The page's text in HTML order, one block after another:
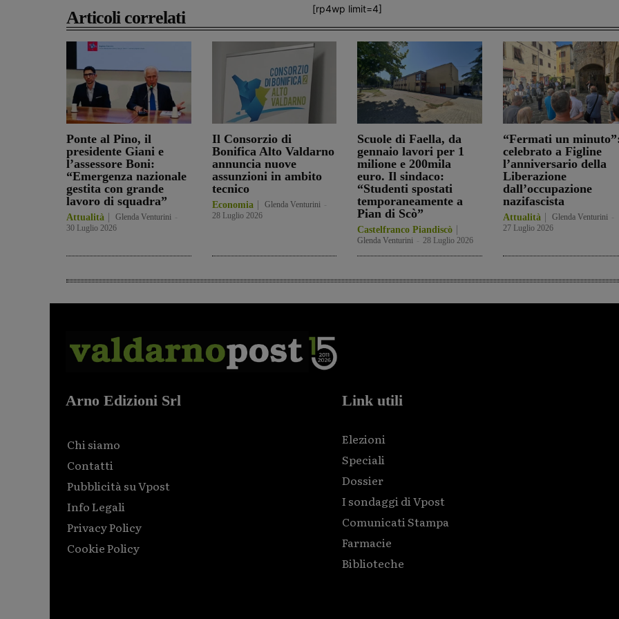
[rp4wp limit=4]
Articoli correlati
Ponte al Pino, il
presidente Giani e
l’assessore Boni:
“Emergenza nazionale
gestita con grande
lavoro di squadra”
Attualità Glenda Venturini
30 Luglio 2026
Il Consorzio di
Bonifica Alto Valdarno
annuncia nuove
assunzioni in ambito
tecnico
Economia Glenda Venturini
28 Luglio 2026
Scuole di Faella, da
gennaio lavori per 1
milione e 200mila
euro. Il sindaco:
“Studenti spostati
temporaneamente a
Pian di Scò”
Castelfranco Piandiscò
Glenda Venturini 28 Luglio 2026
“Fermati un
celebrato a Figline
l’anniversario della
Liberazione
dall’occupazione
nazifascista
Attualità Glenda Venturini
27 Luglio 2026
Arno Edizioni Srl
Chi siamo
Contatti
Pubblicità su Vpost
Info Legali
Privacy Policy
Cookie Policy
Link utili
Elezioni
Speciali
Dossier
I sondaggi di Vpost
Comunicati Stampa
Farmacie
Biblioteche